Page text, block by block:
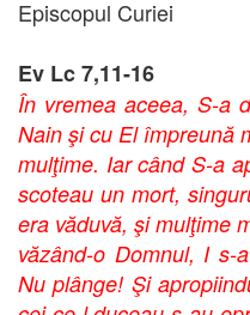
Episcopul Curiei
Ev Lc 7,11-16
În vremea aceea, S-a
Nain şi cu El împreună
mulţime. Iar când S-a
scoteau un mort,
era văduvă, şi mulţime
văzând-o Domnul, I
Nu plânge! Şi